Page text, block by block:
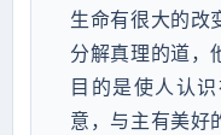
生命有很大的改
分解真理的道，
目的是使人认
意，与主有美好